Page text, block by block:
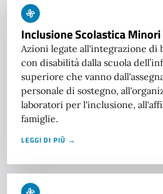
Inclusione Scolastica
Azioni legate all'integrazione di
con disabilità dalla scuola
superiore che vanno
personale di sostegno,
laboratori per l'inclusione,
famiglie.
LEGGI DI PIÙ →